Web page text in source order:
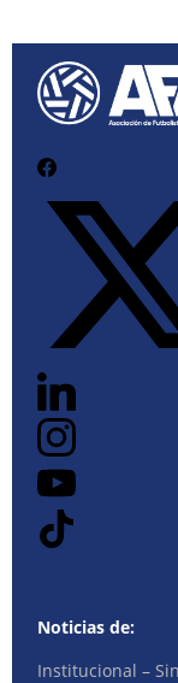
Noticias de:
Institucional –